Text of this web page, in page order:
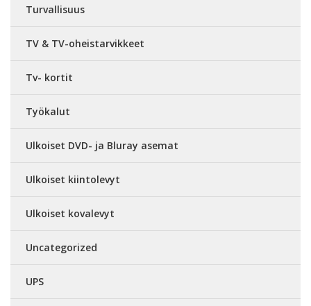
Turvallisuus
TV & TV-oheistarvikkeet
Tv- kortit
Työkalut
Ulkoiset DVD- ja Bluray asemat
Ulkoiset kiintolevyt
Ulkoiset kovalevyt
Uncategorized
UPS